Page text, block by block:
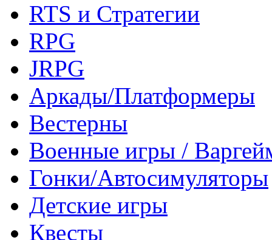
RTS и Стратегии
RPG
JRPG
Аркады/Платформеры
Вестерны
Военные игры /
Гонки/Автосимуляторы
Детские игры
Квесты